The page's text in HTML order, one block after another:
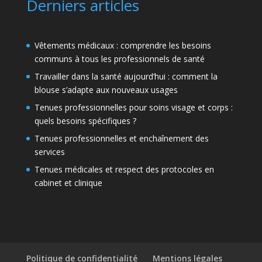
Derniers articles
Vêtements médicaux : comprendre les besoins
communs à tous les professionnels de santé
Travailler dans la santé aujourd’hui : comment la
blouse s’adapte aux nouveaux usages
Tenues professionnelles pour soins visage et corps :
quels besoins spécifiques ?
Tenues professionnelles et enchaînement des
services
Tenues médicales et respect des protocoles en
cabinet et clinique
Politique de confidentialité Mentions légales